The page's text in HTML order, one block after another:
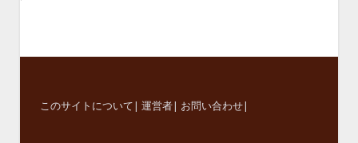
このサイトについて| 運営者| お問い合わせ|